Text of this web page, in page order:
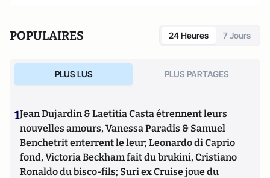
POPULAIRES 24 Heures 7 Jours
PLUS LUS PLUS PARTAGES
1Jean Dujardin & Laetitia Casta étrennent leurs
nouvelles amours, Vanessa Paradis & Samuel
Benchetrit enterrent le leur; Leonardo di Caprio
fond, Victoria Beckham fait du brukini, Cristiano
Ronaldo du bisco-fils; Suri ex Cruise joue du